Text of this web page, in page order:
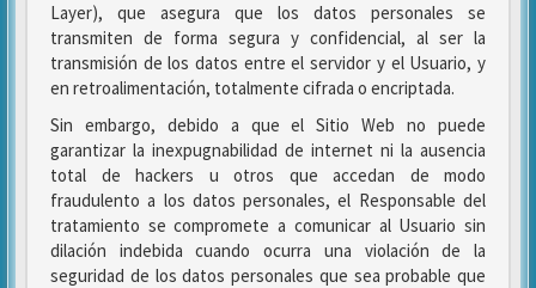
Layer), que asegura que los datos personales se
transmiten de forma segura y confidencial, al ser la
transmisión de los datos entre el servidor y el Usuario, y
en retroalimentación, totalmente cifrada o encriptada.
Sin embargo, debido a que el Sitio Web no puede
garantizar la inexpugnabilidad de internet ni la ausencia
total de hackers u otros que accedan de modo
fraudulento a los datos personales, el Responsable del
tratamiento se compromete a comunicar al Usuario sin
dilación indebida cuando ocurra una violación de la
seguridad de los datos personales que sea probable que